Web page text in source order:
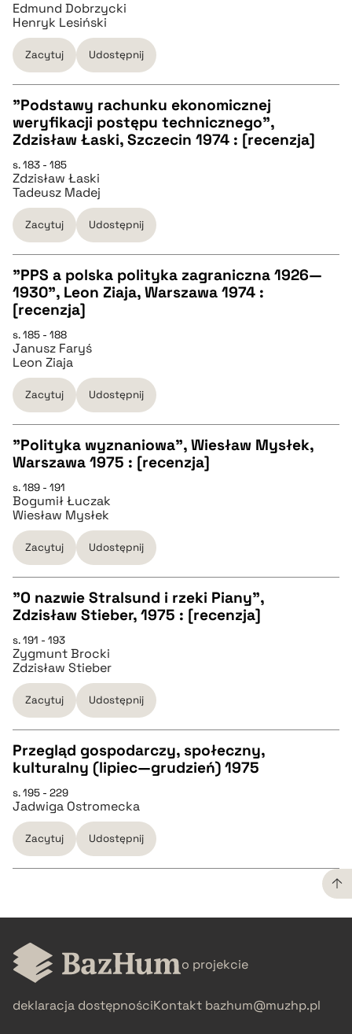
pobierz cytat
BIBTEX
pobierz cytat
Edmund Dobrzycki
Henryk Lesiński
Zacytuj Udostępnij
CZYSTY TEKST
pobierz cytat
BIBTEX
pobierz cytat
"Podstawy rachunku ekonomicznej
weryfikacji postępu technicznego",
Zdzisław Łaski, Szczecin 1974 : [recenzja]
s. 183 - 185
Zdzisław Łaski
Tadeusz Madej
Zacytuj Udostępnij
CZYSTY TEKST
pobierz cytat
BIBTEX
pobierz cytat
"PPS a polska polityka zagraniczna 1926—
1930", Leon Ziaja, Warszawa 1974 :
[recenzja]
s. 185 - 188
Janusz Faryś
Leon Ziaja
Zacytuj Udostępnij
pobierz cytat
BIBTEX
pobierz cytat
"Polityka wyznaniowa", Wiesław Mysłek,
Warszawa 1975 : [recenzja]
s. 189 - 191
Bogumił Łuczak
Wiesław Mysłek
Zacytuj Udostępnij
pobierz cytat
BIBTEX
pobierz cytat
"O nazwie Stralsund i rzeki Piany",
Zdzisław Stieber, 1975 : [recenzja]
s. 191 - 193
Zygmunt Brocki
Zdzisław Stieber
Zacytuj Udostępnij
CZYSTY TEKST
pobierz cytat
BIBTEX
pobierz cytat
Przegląd gospodarczy, społeczny,
kulturalny (lipiec—grudzień) 1975
s. 195 - 229
Jadwiga Ostromecka
Zacytuj Udostępnij
CZYSTY TEKST
pobierz cytat
BIBTEX
o projekcie
deklaracja dostępnościKontakt bazhum@muzhp.pl